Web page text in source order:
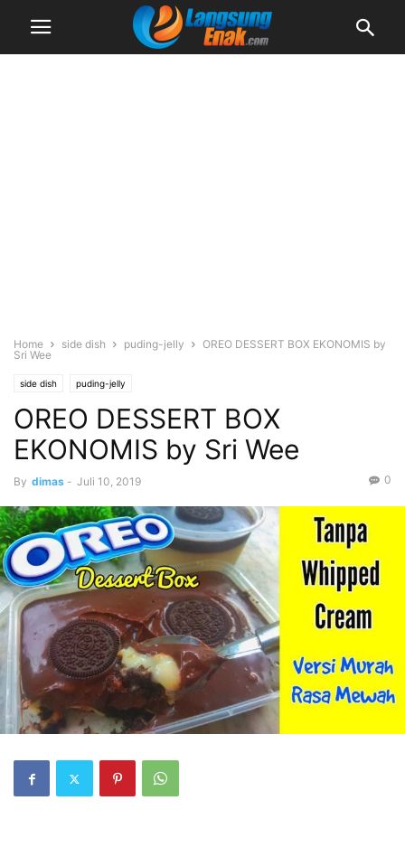
Home side dish puding-jelly
OREO DESSERT BOX EKONOMIS by
Sri Wee
side dish puding-jelly
OREO DESSERT BOX
EKONOMIS by Sri Wee
By dimas - Juli 10, 2019 0